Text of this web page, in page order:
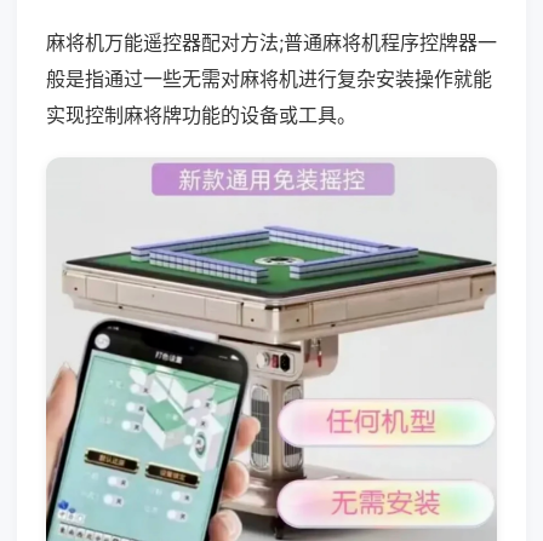
麻将机万能遥控器配对方法;普通麻将机程序控牌器一
般是指通过一些无需对麻将机进行复杂安装操作就能
实现控制麻将牌功能的设备或工具。